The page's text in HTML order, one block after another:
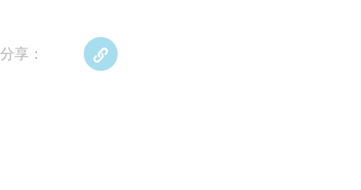
分享：